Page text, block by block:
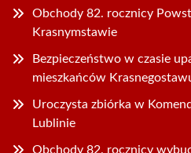
Obchody 82. rocznicy
Krasnymstawie
Bezpieczeństwo w czasie
mieszkańców
Uroczysta zbiórka w
Lublinie
Obchody 82. rocznicy